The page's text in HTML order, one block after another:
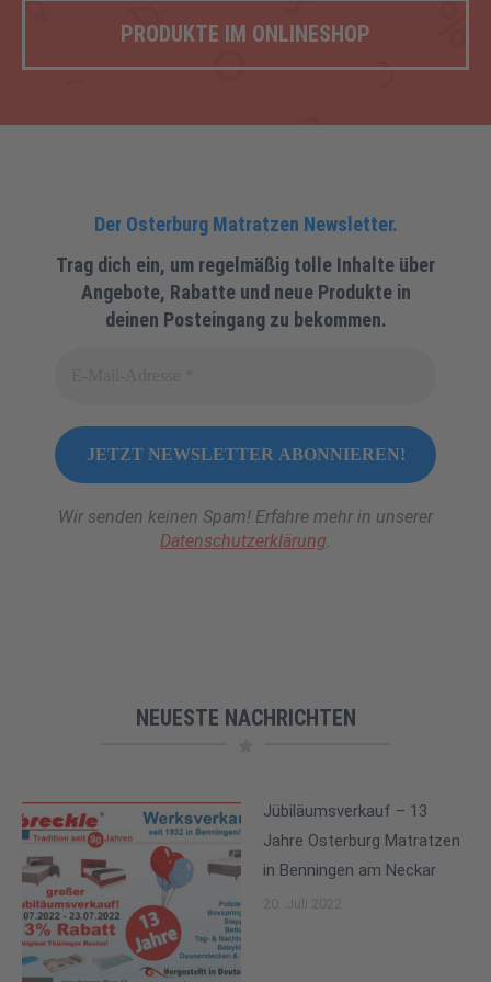
PRODUKTE IM ONLINESHOP
Der Osterburg Matratzen Newsletter.
Trag dich ein, um regelmäßig tolle Inhalte über
Angebote, Rabatte und neue Produkte in
deinen Posteingang zu bekommen.
Wir senden keinen Spam! Erfahre mehr in unserer
Datenschutzerklärung
NEUESTE NACHRICHTEN
Jübiläumsverkauf – 13
Jahre Osterburg Matratzen
in Benningen am Neckar